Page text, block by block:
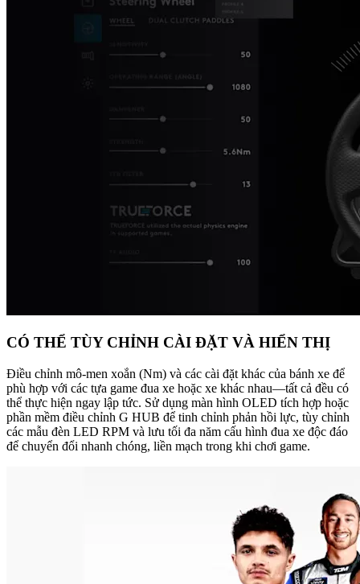
CÓ THỂ TÙY CHỈNH CÀI ĐẶT VÀ HIỂN THỊ
Điều chỉnh mô-men xoắn (Nm) và các cài đặt khác của bánh xe để
phù hợp với các tựa game đua xe hoặc xe khác nhau—tất cả đều có
thể thực hiện ngay lập tức. Sử dụng màn hình OLED tích hợp hoặc
phần mềm điều chỉnh G HUB để tinh chỉnh phản hồi lực, tùy chỉnh
các mẫu đèn LED RPM và lưu tối đa năm cấu hình đua xe độc đáo
để chuyển đổi nhanh chóng, liền mạch trong khi chơi game.